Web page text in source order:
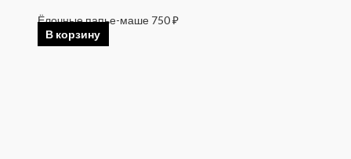
Ёлочные папье-маше 750₽
В корзину